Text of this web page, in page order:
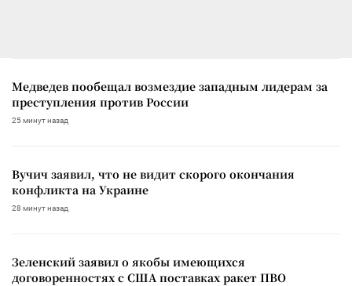
Медведев пообещал возмездие западным лидерам за
преступления против России
25 минут назад
Вучич заявил, что не видит скорого окончания
конфликта на Украине
28 минут назад
Зеленский заявил о якобы имеющихся
договоренностях с США поставках ракет ПВО